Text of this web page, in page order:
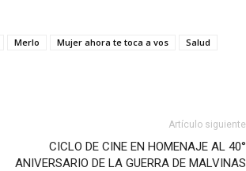
Merlo Mujer ahora te toca a vos
Salud
Artículo siguiente
CICLO DE CINE EN HOMENAJE AL 40°
ANIVERSARIO DE LA GUERRA DE MALVINAS